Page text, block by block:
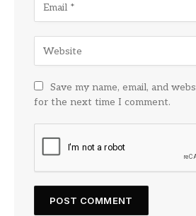
Save my name, email, and
for the next time I comment.